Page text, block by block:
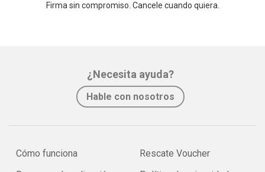
Firma sin compromiso. Cancele cuando quiera.
¿Necesita ayuda?
Hable con nosotros
Cómo funciona
Rescate Voucher